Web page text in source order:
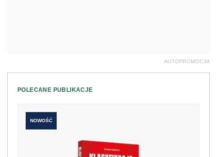
AUTOPROMOCJA
POLECANE PUBLIKACJE
NOWOŚĆ